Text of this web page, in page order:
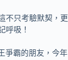
不只考驗默契，更
呼吸！
爭霸的朋友，今年